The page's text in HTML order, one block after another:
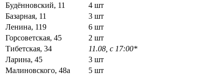
Будённовский, 11
4 шт
Базарная, 11
3 шт
Ленина, 119
6 шт
Горсоветская, 45
2 шт
Тибетская, 34
11.08, с 17:00*
Ларина, 45
3 шт
Малиновского, 48а
5 шт